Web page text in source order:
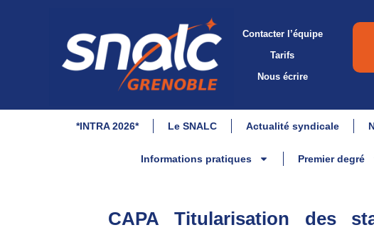
Contacter l’équipe
Tarifs
Nous écrire
*INTRA 2026* Le SNALC Actualité syndicale
Informations pratiques Premier degré
CAPA Titularisation des